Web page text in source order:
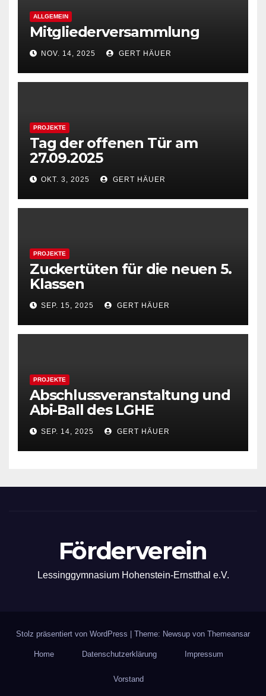
ALLGEMEIN
Mitgliederversammlung
NOV. 14, 2025 GERT HÄUER
PROJEKTE
Tag der offenen Tür am
27.09.2025
OKT. 3, 2025 GERT HÄUER
PROJEKTE
Zuckertüten für die neuen 5.
Klassen
SEP. 15, 2025 GERT HÄUER
PROJEKTE
Abschlussveranstaltung und
Abi-Ball des LGHE
SEP. 14, 2025 GERT HÄUER
Förderverein
Lessinggymnasium Hohenstein-Ernstthal e.V.
Stolz präsentiert von WordPress Theme: Newsup von Themeansar
Home Datenschutzerklärung Impressum
Vorstand